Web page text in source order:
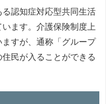
認知症対応型共同生活
ます。介護保険制度上
すが、通称「グループ
民が入ることができる